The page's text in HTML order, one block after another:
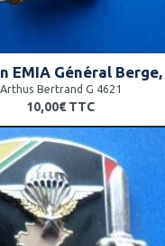
Arthus Bertrand G 4621
10,00€ TTC